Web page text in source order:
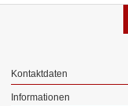
Kontaktdaten
Informationen